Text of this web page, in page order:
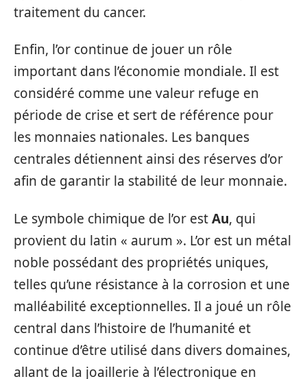
traitement du cancer.
Enfin, l’or continue de jouer un rôle
important dans l’économie mondiale. Il est
considéré comme une valeur refuge en
période de crise et sert de référence pour
les monnaies nationales. Les banques
centrales détiennent ainsi des réserves d’or
afin de garantir la stabilité de leur monnaie.
Le symbole chimique de l’or estAu, qui
provient du latin « aurum ». L’or est un métal
noble possédant des propriétés uniques,
telles qu’une résistance à la corrosion et une
malléabilité exceptionnelles. Il a joué un rôle
central dans l’histoire de l’humanité et
continue d’être utilisé dans divers domaines,
allant de la joaillerie à l’électronique en